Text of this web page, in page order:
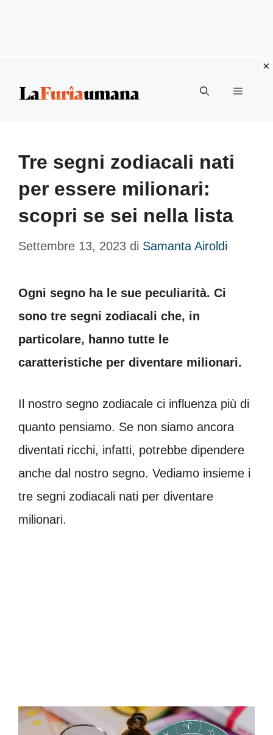
Menu
Tre segni zodiacali nati
per essere milionari:
scopri se sei nella lista
Settembre 13, 2023 di Samanta Airoldi
Ogni segno ha le sue peculiarità. Ci
sono tre segni zodiacali che, in
particolare, hanno tutte le
caratteristiche per diventare milionari.
Il nostro segno zodiacale ci influenza più di
quanto pensiamo. Se non siamo ancora
diventati ricchi, infatti, potrebbe dipendere
anche dal nostro segno. Vediamo insieme i
tre segni zodiacali nati per diventare
milionari.